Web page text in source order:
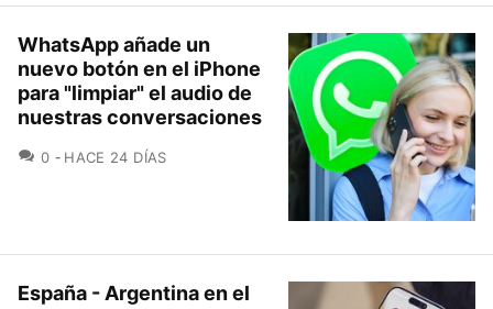
WhatsApp añade un
nuevo botón en el iPhone
para "limpiar" el audio de
nuestras conversaciones
0 COMENTARIOS
HACE 24 DÍAS
España - Argentina en el